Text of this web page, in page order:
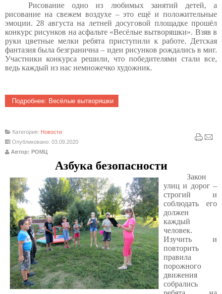
Рисование одно из любимых занятий детей, а
рисование на свежем воздухе – это ещё и положительные
эмоции. 28 августа на летней досуговой площадке прошёл
конкурс рисунков на асфальте «Весёлые вытворяшки». Взяв в
руки цветные мелки ребята приступили к работе. Детская
фантазия была безгранична – идеи рисунков рождались в миг.
Участники конкурса решили, что победителями стали все,
ведь каждый из нас немножечко художник.
Подробнее: Весёлые вытворяшки
Категория: Новости
Опубликовано: 03.09.2020
Автор: РОМЦ
Азбука безопасности
Закон
улиц и дорог –
строгий и
соблюдать его
должен
каждый
человек.
Изучить и
повторить
правила
порожного
движения
собрались